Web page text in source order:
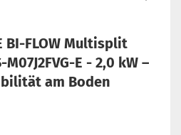
BI-FLOW Multisplit
E - 2,0 kW –
am Boden